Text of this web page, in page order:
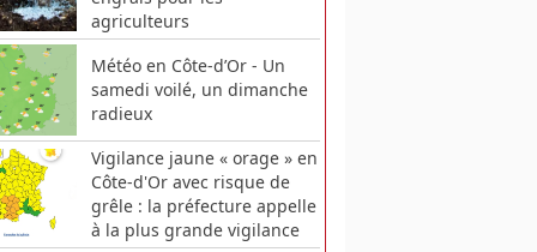
agriculteurs
Météo en Côte-d’Or - Un
samedi voilé, un dimanche
radieux
Vigilance jaune « orage » en
Côte-d'Or avec risque de
grêle : la préfecture appelle
à la plus grande vigilance